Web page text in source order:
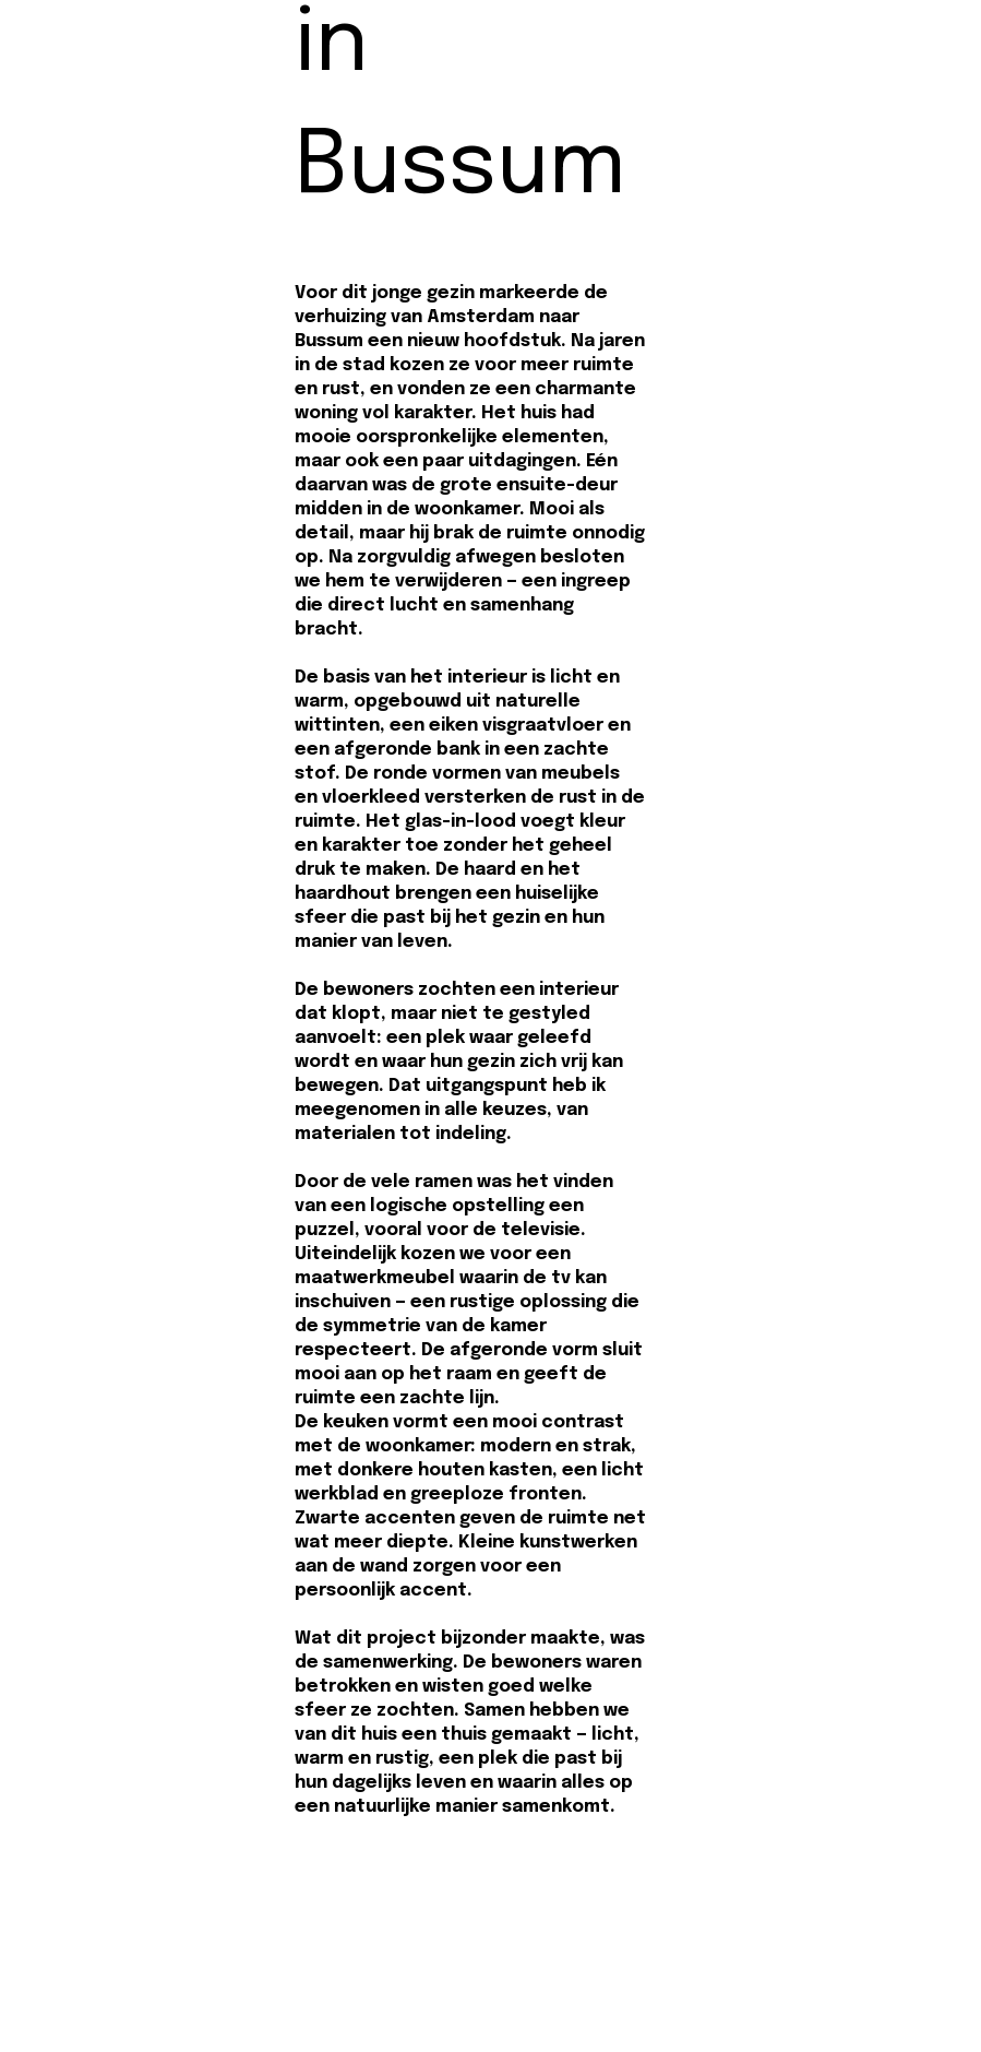
in
Bussum
Voor dit jonge gezin markeerde de
verhuizing van Amsterdam naar
Bussum een nieuw hoofdstuk. Na jaren
in de stad kozen ze voor meer ruimte
en rust, en vonden ze een charmante
woning vol karakter. Het huis had
mooie oorspronkelijke elementen,
maar ook een paar uitdagingen. Eén
daarvan was de grote ensuite-deur
midden in de woonkamer. Mooi als
detail, maar hij brak de ruimte onnodig
op. Na zorgvuldig afwegen besloten
we hem te verwijderen — een ingreep
die direct lucht en samenhang
bracht.
De basis van het interieur is licht en
warm, opgebouwd uit naturelle
wittinten, een eiken visgraatvloer en
een afgeronde bank in een zachte
stof. De ronde vormen van meubels
en vloerkleed versterken de rust in de
ruimte. Het glas-in-lood voegt kleur
en karakter toe zonder het geheel
druk te maken. De haard en het
haardhout brengen een huiselijke
sfeer die past bij het gezin en hun
manier van leven.
De bewoners zochten een interieur
dat klopt, maar niet te gestyled
aanvoelt: een plek waar geleefd
wordt en waar hun gezin zich vrij kan
bewegen. Dat uitgangspunt heb ik
meegenomen in alle keuzes, van
materialen tot indeling.
Door de vele ramen was het vinden
van een logische opstelling een
puzzel, vooral voor de televisie.
Uiteindelijk kozen we voor een
maatwerkmeubel waarin de tv kan
inschuiven — een rustige oplossing die
de symmetrie van de kamer
respecteert. De afgeronde vorm sluit
mooi aan op het raam en geeft de
ruimte een zachte lijn.
De keuken vormt een mooi contrast
met de woonkamer: modern en strak,
met donkere houten kasten, een licht
werkblad en greeploze fronten.
Zwarte accenten geven de ruimte net
wat meer diepte. Kleine kunstwerken
aan de wand zorgen voor een
persoonlijk accent.
Wat dit project bijzonder maakte, was
de samenwerking. De bewoners waren
betrokken en wisten goed welke
sfeer ze zochten. Samen hebben we
van dit huis een thuis gemaakt — licht,
warm en rustig, een plek die past bij
hun dagelijks leven en waarin alles op
een natuurlijke manier samenkomt.